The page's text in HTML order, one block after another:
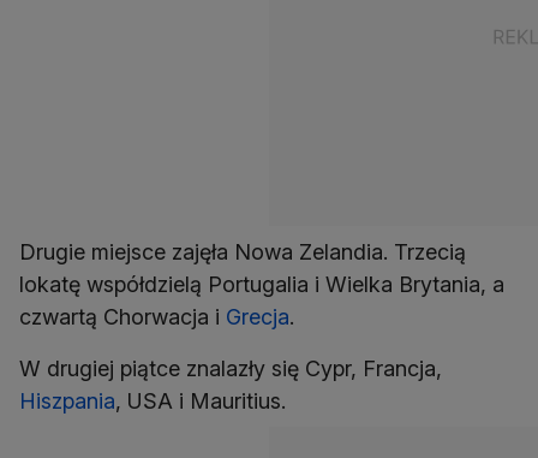
Drugie miejsce zajęła Nowa Zelandia. Trzecią
lokatę współdzielą Portugalia i Wielka Brytania, a
czwartą Chorwacja i Grecja.
W drugiej piątce znalazły się Cypr, Francja,
Hiszpania, USA i Mauritius.